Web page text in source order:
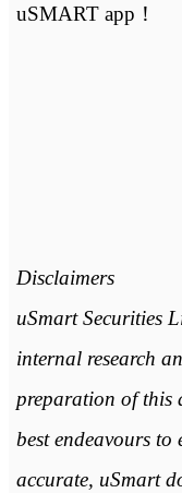
uSMART app！
Disclaimers
uSmart Securities
internal research
preparation of this
best endeavours to
accurate, uSmart